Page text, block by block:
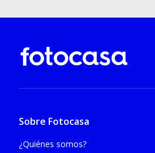
Sobre Fotocasa
¿Quiénes somos?